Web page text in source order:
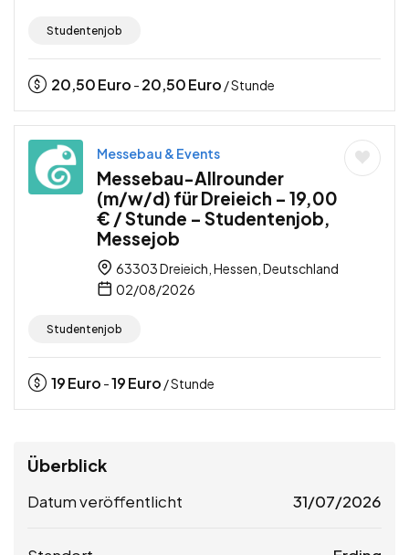
Studentenjob
20,50Euro - 20,50Euro / Stunde
Messebau & Events
Messebau-Allrounder
(m/w/d) für Dreieich – 19,00
€ / Stunde – Studentenjob,
Messejob
63303 Dreieich, Hessen, Deutschland
02/08/2026
Studentenjob
19Euro -19Euro / Stunde
Überblick
Datum veröffentlicht 31/07/2026